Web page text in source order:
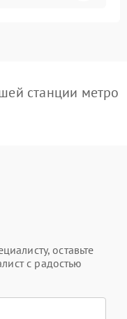
станции метро
оставьте
с радостью